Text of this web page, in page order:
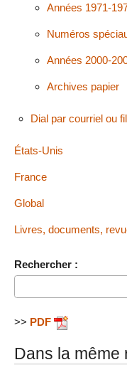
Années 1971-
Numéros
Années 2000-
Archives papier
Dial par courriel ou
États-Unis
France
Global
Livres, documents,
Rechercher :
>> PDF
Dans la même